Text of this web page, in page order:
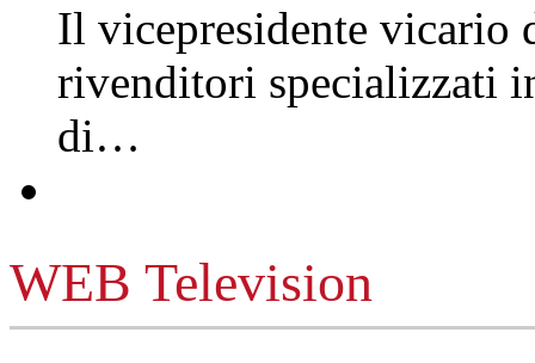
Il vicepresidente vicario
rivenditori specializzati
di…
WEB Television